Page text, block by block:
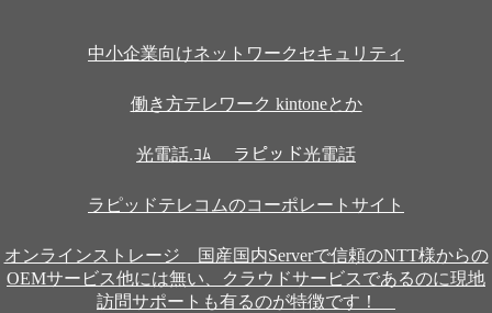
中小企業向けネットワークセキュリティ
働き方テレワーク kintoneとか
光電話.ｺﾑ ラピッド光電話
ラピッドテレコムのコーポレートサイト
オンラインストレージ 国産国内Serverで信頼のNTT様からの
OEMサービス他には無い、クラウドサービスであるのに現地
訪問サポートも有るのが特徴です！